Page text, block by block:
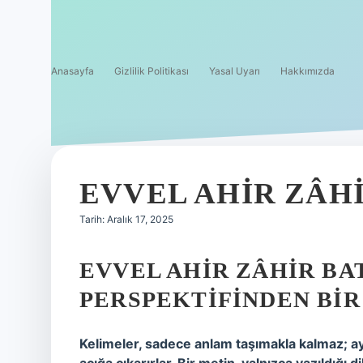
Anasayfa Gizlilik Politikası Yasal Uyarı Hakkımızda
EVVEL AHIR
Tarih: Aralık 17, 2025
EVVEL AHIR ZÂHIR
PERSPEKTIFINDEN
Kelimeler, sadece anlam taşımakla kalmaz;